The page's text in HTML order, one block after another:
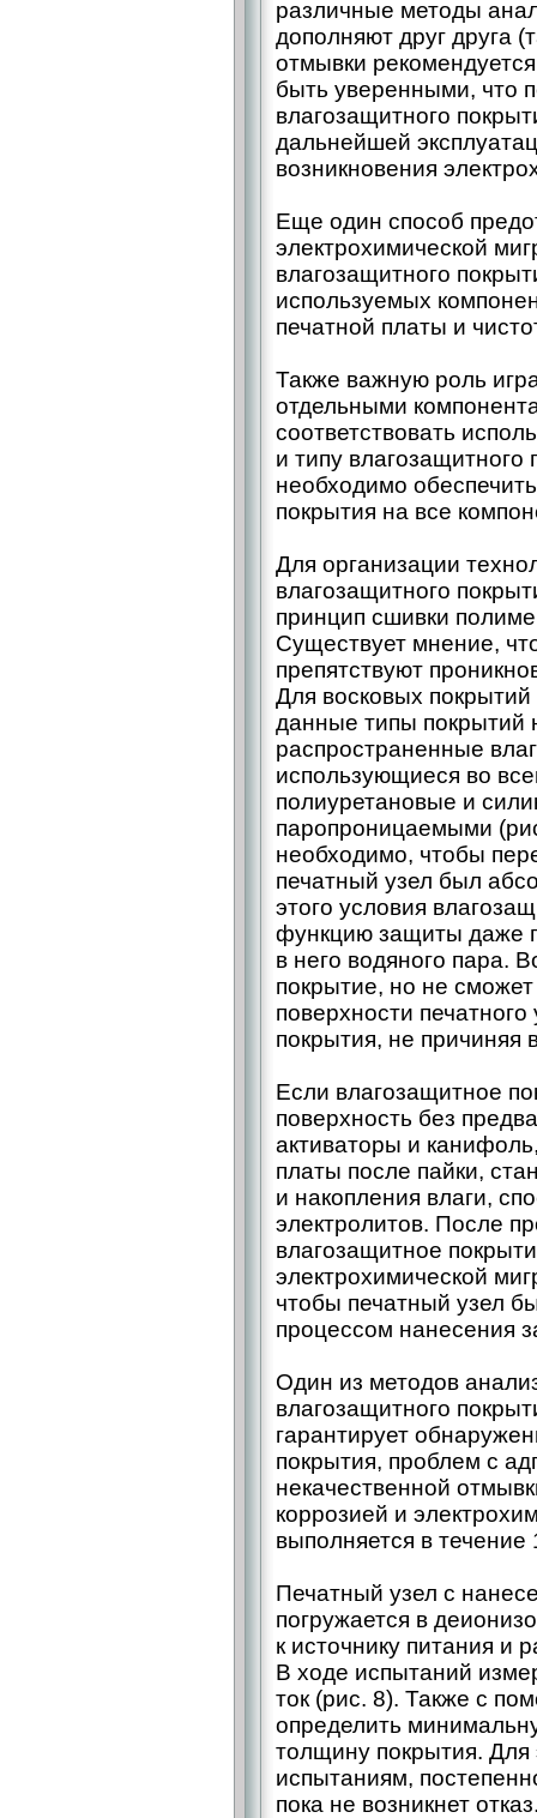
различные методы
дополняют друг друга
отмывки
быть уверенными, что
влагозащитного
дальнейшей
возникновения
Еще один способ
электрохимической
влагозащитного
используемых
печатной платы и
Также важную роль
отдельными
соответствовать
и типу
необходимо
покрытия на все
Для организации
влагозащитного
принцип сшивки
Существует мнение,
препятствуют
Для восковых покрытий
данные типы
распространенные
использующиеся во
полиуретановые и
паропроницаемыми
необходимо, чтобы
печатный узел был
этого условия
функцию защиты даже
в него водяного пара.
покрытие, но не
поверхности печатного
покрытия, не причиняя
Если влагозащитное
поверхность без
активаторы и
платы после пайки,
и накопления влаги,
электролитов. После
влагозащитное
электрохимической
чтобы печатный узел
процессом нанесения
Один из методов
влагозащитного
гарантирует
покрытия, проблем с
некачественной
коррозией и
выполняется в
Печатный узел с
погружается в
к источнику питания и
В ходе испытаний
ток (рис. 8). Также с
определить
толщину покрытия. Для
испытаниям,
пока не возникнет